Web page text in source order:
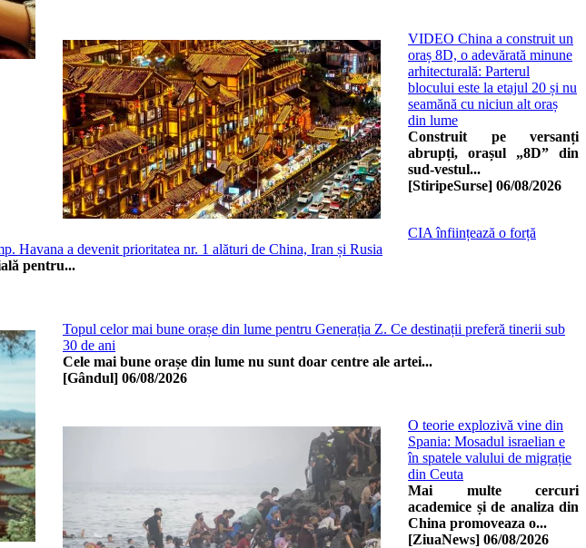
VIDEO China a construit un
oraș 8D, o adevărată minune
arhitecturală: Parterul
blocului este la etajul 20 și nu
seamănă cu niciun alt oraș
din lume
Construit pe versanți
abrupți, orașul „8D” din
sud-vestul...
[StiripeSurse] 06/08/2026
CIA înființează o forță
Havana a devenit prioritatea nr. 1 alături de China, Iran și Rusia
pentru...
Topul celor mai bune orașe din lume pentru Generația Z. Ce destinații preferă tinerii sub
30 de ani
Cele mai bune orașe din lume nu sunt doar centre ale artei...
[Gândul] 06/08/2026
O teorie explozivă vine din
Spania: Mosadul israelian e
în spatele valului de migrație
din Ceuta
Mai multe cercuri
academice și de analiza din
China promoveaza o...
[ZiuaNews] 06/08/2026